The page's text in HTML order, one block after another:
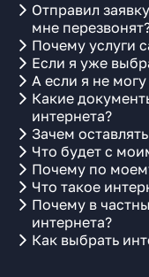
Отправил
мне
Почему услуги
Если я уже
А если я не
Какие
интернета?
Зачем
Что будет с
Почему по
Что такое
Почему в
интернета?
Как выбрать